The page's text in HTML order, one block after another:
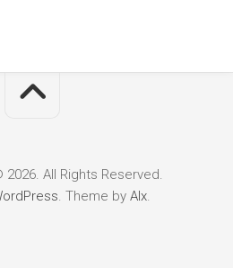
All Rights Reserved.
. Theme by Alx.